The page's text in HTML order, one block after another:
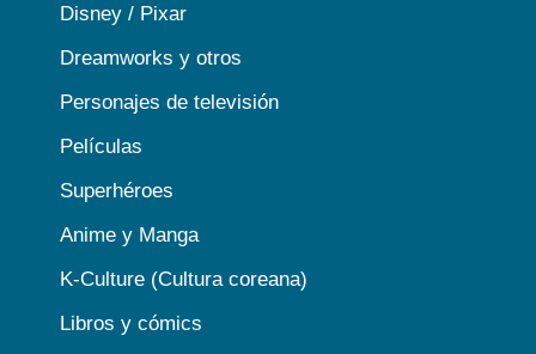
Disney / Pixar
Dreamworks y otros
Personajes de televisión
Películas
Superhéroes
Anime y Manga
K-Culture (Cultura coreana)
Libros y cómics